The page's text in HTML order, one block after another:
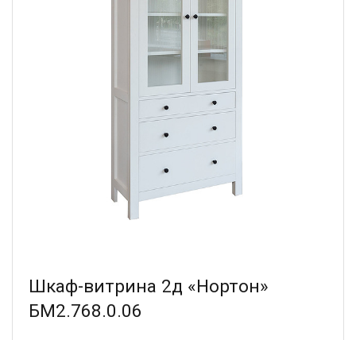
Шкаф-витрина 2д «Нортон»
БМ2.768.0.06